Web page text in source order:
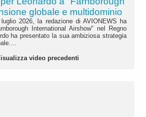
globale e multidominio
2026, la redazione di AVIONEWS ha
International Airshow" nel Regno
ha presentato la sua ambiziosa strategia
video precedenti